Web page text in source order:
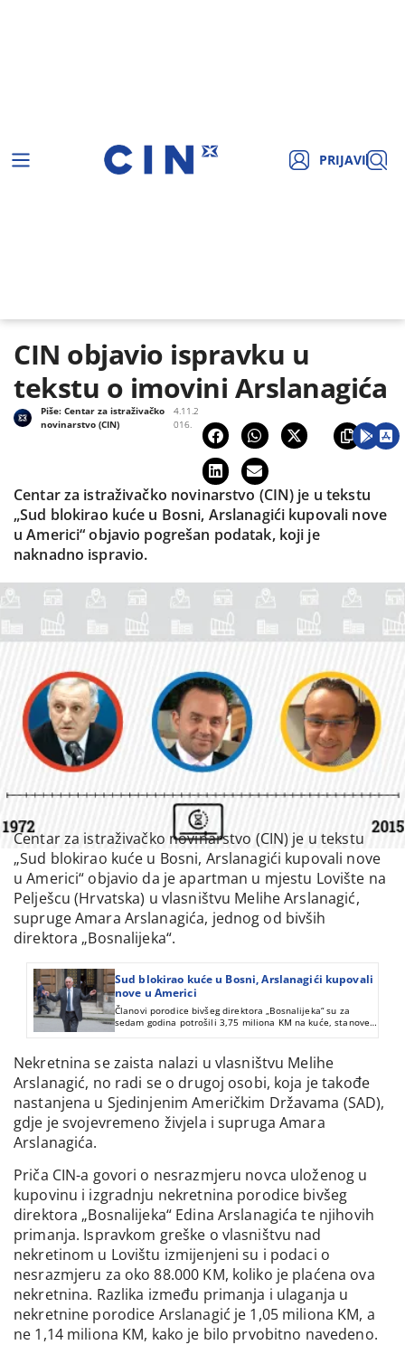
PRIJAVI
CIN objavio ispravku u
tekstu o imovini Arslanagića
4.11.2
016.
Piše:Centar za istraživačko
novinarstvo (CIN)
Centar za istraživačko novinarstvo (CIN) je u tekstu
„Sud blokirao kuće u Bosni, Arslanagići kupovali nove
u Americi“ objavio pogrešan podatak, koji je
naknadno ispravio.
Centar za istraživačko novinarstvo (CIN) je u tekstu
„Sud blokirao kuće u Bosni, Arslanagići kupovali nove
u Americi“ objavio da je apartman u mjestu Lovište na
Pelješcu (Hrvatska) u vlasništvu Melihe Arslanagić,
supruge Amara Arslanagića, jednog od bivših
direktora „Bosnalijeka“.
Sud blokirao kuće u Bosni, Arslanagići kupovali
nove u Americi
Članovi porodice bivšeg direktora „Bosnalijeka“ su za
sedam godina potrošili 3,75 miliona KM na kuće, stanove,
apartmane i preduzeće, iako su njihovi ukupni prihodi u
Nekretnina se zaista nalazi u vlasništvu Melihe
Arslanagić, no radi se o drugoj osobi, koja je takođe
nastanjena u Sjedinjenim Američkim Državama (SAD),
gdje je svojevremeno živjela i supruga Amara
Arslanagića.
Priča CIN-a govori o nesrazmjeru novca uloženog u
kupovinu i izgradnju nekretnina porodice bivšeg
direktora „Bosnalijeka“ Edina Arslanagića te njihovih
primanja. Ispravkom greške o vlasništvu nad
nekretinom u Lovištu izmijenjeni su i podaci o
nesrazmjeru za oko 88.000 KM, koliko je plaćena ova
nekretnina. Razlika između primanja i ulaganja u
nekretnine porodice Arslanagić je 1,05 miliona KM, a
ne 1,14 miliona KM, kako je bilo prvobitno navedeno.